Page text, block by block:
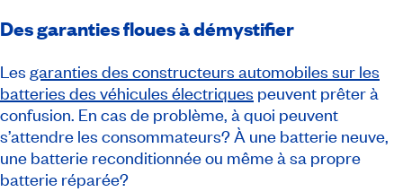
Des garanties floues à démystifier
Les garanties des constructeurs automobiles sur les
batteries des véhicules électriques peuvent prêter à
confusion. En cas de problème, à quoi peuvent
s’attendre les consommateurs? À une batterie neuve,
une batterie reconditionnée ou même à sa propre
batterie réparée?